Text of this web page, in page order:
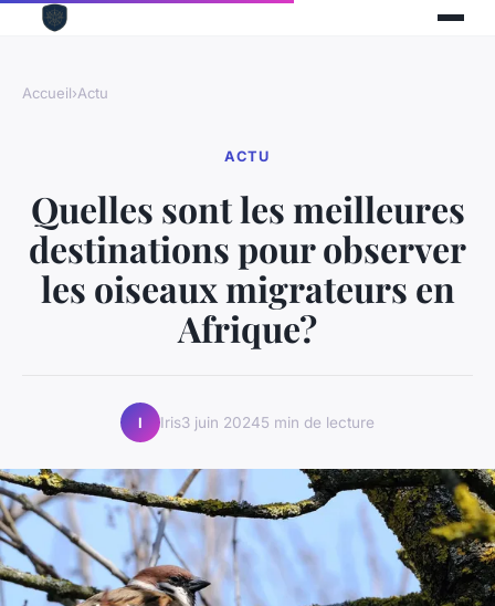
Accueil›Actu
ACTU
Quelles sont les meilleures
destinations pour observer
les oiseaux migrateurs en
Afrique?
I Iris3 juin 20245 min de lecture